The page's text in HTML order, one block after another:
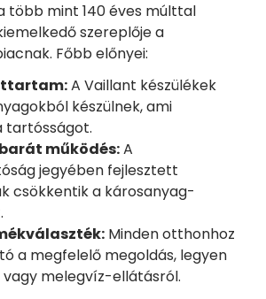
több mint 140 éves múlttal
szereplője a
Főbb előnyei:
A Vaillant készülékek
készülnek, ami
tartósságot.
működés:A
jegyében fejlesztett
csökkentik a károsanyag-
Minden otthonhoz
a megfelelő megoldás, legyen
melegvíz-ellátásról.